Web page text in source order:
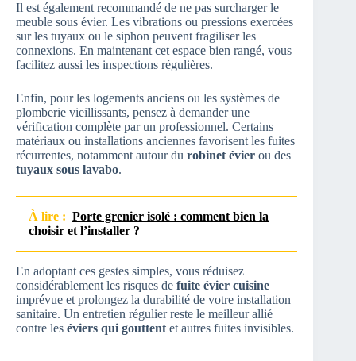
Il est également recommandé de ne pas surcharger le
meuble sous évier. Les vibrations ou pressions exercées
sur les tuyaux ou le siphon peuvent fragiliser les
connexions. En maintenant cet espace bien rangé, vous
facilitez aussi les inspections régulières.
Enfin, pour les logements anciens ou les systèmes de
plomberie vieillissants, pensez à demander une
vérification complète par un professionnel. Certains
matériaux ou installations anciennes favorisent les fuites
récurrentes, notamment autour du robinet évier ou des
tuyaux sous lavabo.
À lire : Porte grenier isolé : comment bien la
choisir et l’installer ?
En adoptant ces gestes simples, vous réduisez
considérablement les risques de fuite évier cuisine
imprévue et prolongez la durabilité de votre installation
sanitaire. Un entretien régulier reste le meilleur allié
contre les éviers qui gouttent et autres fuites invisibles.